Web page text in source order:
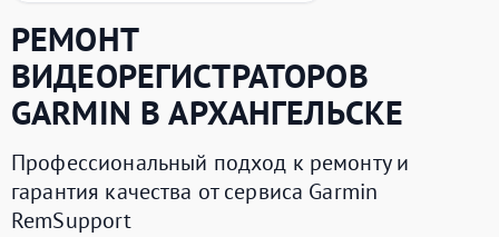
РЕМОНТ
ВИДЕОРЕГИСТРАТОРОВ
GARMIN В АРХАНГЕЛЬСКЕ
Профессиональный подход к ремонту и
гарантия качества от сервиса Garmin
RemSupport